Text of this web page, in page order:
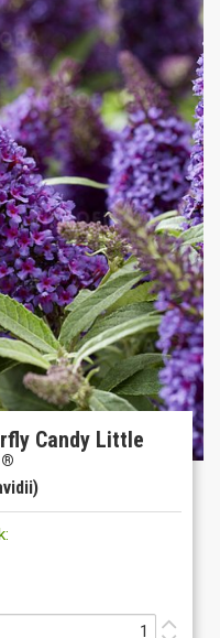
Candy Little
®